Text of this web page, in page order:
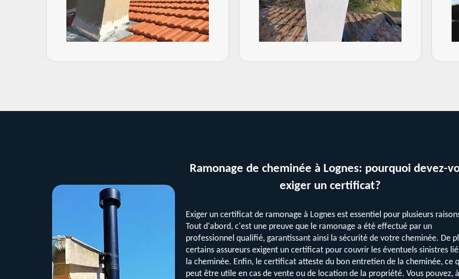
Ramonage de cheminée à Lognes: pourquoi devez-
exiger un certificat?
Exiger un certificat de ramonage à Lognes est essentiel pour plusieurs
Tout d'abord, c'est une preuve que le ramonage a été effectué par un
professionnel qualifié, garantissant ainsi la sécurité de votre cheminée. De
certains assureurs exigent un certificat pour couvrir les éventuels sinistres
la cheminée. Enfin, le certificat atteste du bon entretien de la cheminée, ce
peut être utile en cas de vente ou de location de la propriété. Vous pouvez,